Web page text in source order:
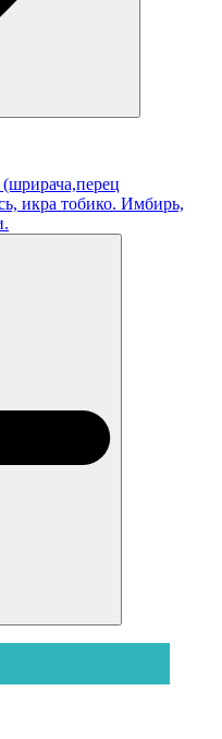
икра тобико. Имбирь,